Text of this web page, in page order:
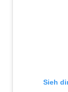
Sieh